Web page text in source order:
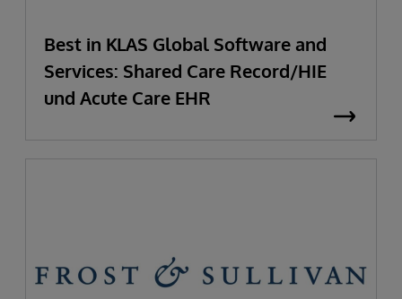
Best in KLAS Global Software and
Services: Shared Care Record/HIE
und Acute Care EHR